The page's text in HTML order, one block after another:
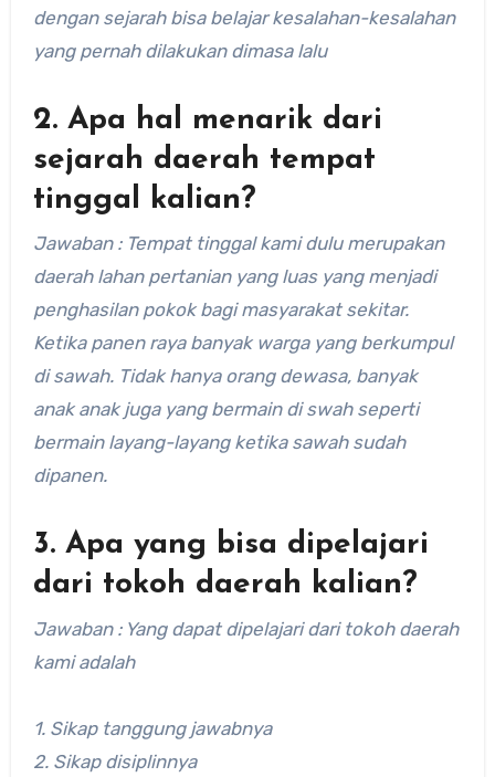
dengan sejarah bisa belajar kesalahan-kesalahan
yang pernah dilakukan dimasa lalu
2. Apa hal menarik dari
sejarah daerah tempat
tinggal kalian?
Jawaban : Tempat tinggal kami dulu merupakan
daerah lahan pertanian yang luas yang menjadi
penghasilan pokok bagi masyarakat sekitar.
Ketika panen raya banyak warga yang berkumpul
di sawah. Tidak hanya orang dewasa, banyak
anak anak juga yang bermain di swah seperti
bermain layang-layang ketika sawah sudah
dipanen.
3. Apa yang bisa dipelajari
dari tokoh daerah kalian?
Jawaban : Yang dapat dipelajari dari tokoh daerah
kami adalah
1. Sikap tanggung jawabnya
2. Sikap disiplinnya